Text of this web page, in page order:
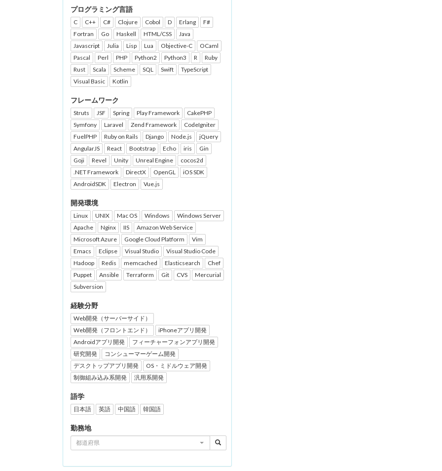
プログラミング言語
C C++ C# Clojure Cobol D Erlang
F#
Fortran
Go Haskell HTML/CSS
Java
Javascript
Julia Lisp Lua Objective-C
OCaml
Pascal
Perl PHP Python2 Python3 R
Ruby
Rust
Scala Scheme SQL Swift
TypeScript
Visual Basic
Kotlin
フレームワーク
Struts JSF Spring Play Framework
CakePHP
Symfony
Laravel Zend Framework
CodeIgniter
FuelPHP
Ruby on Rails Django Node.js
jQuery
AngularJS
React Bootstrap Echo iris
Gin
Goji
Revel Unity Unreal Engine
cocos2d
.NET Framework
DirectX OpenGL
iOS SDK
AndroidSDK
Electron Vue.js
開発環境
Linux UNIX Mac OS Windows
Windows Server
Apache
Nginx IIS
Amazon Web Service
Microsoft Azure
Google Cloud Platform
Vim
Emacs
Eclipse Visual Studio
Visual Studio Code
Hadoop
Redis memcached Elasticsearch
Chef
Puppet
Ansible Terraform Git CVS
Mercurial
Subversion
経験分野
Web開発（サーバーサイド）
Web開発（フロントエンド）
iPhoneアプリ開発
Androidアプリ開発
フィーチャーフォンアプリ開発
研究開発
コンシューマーゲーム開発
デスクトップアプリ開発
OS・ミドルウェア開発
制御組み込み系開発
汎用系開発
語学
日本語 英語 中国語 韓国語
勤務地
都道府県